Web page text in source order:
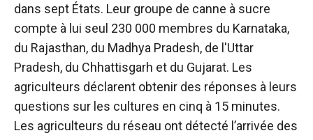
dans sept États. Leur groupe de canne à sucre
compte à lui seul 230 000 membres du Karnataka,
du Rajasthan, du Madhya Pradesh, de l'Uttar
Pradesh, du Chhattisgarh et du Gujarat. Les
agriculteurs déclarent obtenir des réponses à leurs
questions sur les cultures en cinq à 15 minutes.
Les agriculteurs du réseau ont détecté l’arrivée des